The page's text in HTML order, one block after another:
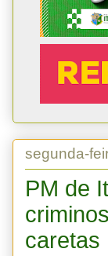
segunda-
PM de
caretas